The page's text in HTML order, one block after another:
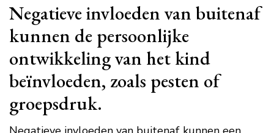
Negatieve invloeden van buitenaf
kunnen de persoonlijke
ontwikkeling van het kind
beïnvloeden, zoals pesten of
groepsdruk.